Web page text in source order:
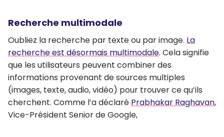
Recherche multimodale
Oubliez la recherche par texte ou par image. La
recherche est désormais multimodale. Cela signifie
que les utilisateurs peuvent combiner des
informations provenant de sources multiples
(images, texte, audio, vidéo) pour trouver ce qu’ils
cherchent. Comme l’a déclaré Prabhakar Raghavan,
Vice-Président Senior de Google,